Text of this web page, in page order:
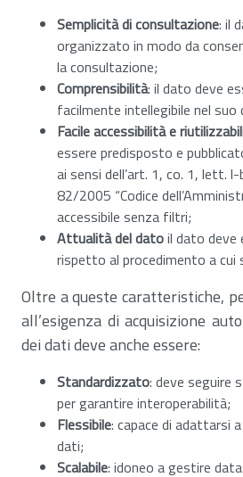
Semplicità di consultazione: il
organizzato in modo da
la consultazione;
Comprensibilità: il dato deve
facilmente intellegibile nel
Facile accessibilità e
essere predisposto e
ai sensi dell’art. 1, co. 1, lett.
82/2005 “Codice
accessibile senza filtri;
Attualità del datoil dato deve
rispetto al procedimento a cui
Oltre a queste caratteristiche,
all’esigenza di acquisizione
dei dati deve anche essere:
Standardizzato: deve seguire
per garantire interoperabilità;
Flessibile: capace di adattarsi
dati;
Scalabile: idoneo a gestire